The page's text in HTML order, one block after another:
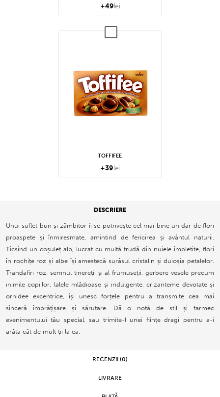
+49lei
TOFFIFEE
+39lei
DESCRIERE
Unui suflet bun și zâmbitor îi se potrivește cel mai bine un dar de flori
proaspete și înmiresmate, amintind de fericirea și avântul naturii.
Ticsind un coșuleț alb, lucrat cu multă trudă din nuiele împletite, flori
în rochițe roz și albe își amestecă surâsul cristalin și duioșia petalelor.
Trandafiri roz, semnul tinereții și al frumuseții, gerbere vesele precum
inimile copiilor, lalele mlădioase și indulgente, crizanteme devotate și
orhidee excentrice, își unesc forțele pentru a transmite cea mai
sinceră îmbrățișare și sărutare. Dă o notă de stil și farmec
evenimentului tău special, sau trimite-l unei ființe dragi pentru a-i
arăta cât de mult ții la ea.
RECENZII (0)
LIVRARE